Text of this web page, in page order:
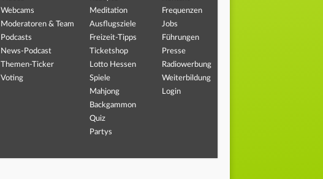
Webcams
Moderatoren & Team
Podcasts
News-Podcast
Themen-Ticker
Voting
Meditation
Ausflugsziele
Freizeit-Tipps
Ticketshop
Lotto Hessen
Spiele
Mahjong
Backgammon
Quiz
Partys
Frequenzen
Jobs
Führungen
Presse
Radiowerbung
Weiterbildung
Login